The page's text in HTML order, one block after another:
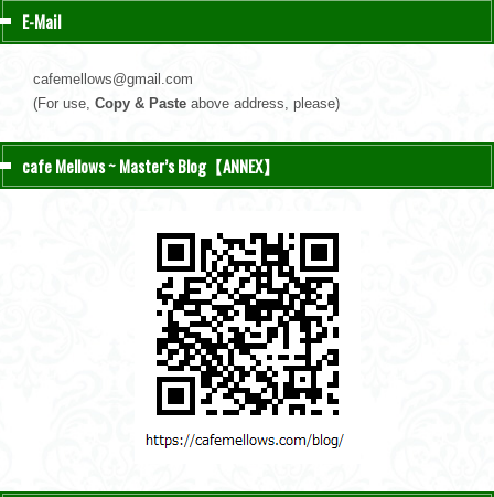
E-Mail
cafemellows@gmail.com
(For use, Copy & Paste above address, please)
cafe Mellows ~ Master’s Blog【ANNEX】